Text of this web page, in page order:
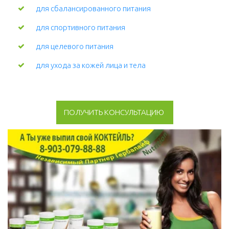
для сбалансированного питания
для спортивного питания
для целевого питания
для ухода за кожей лица и тела
ПОЛУЧИТЬ КОНСУЛЬТАЦИЮ